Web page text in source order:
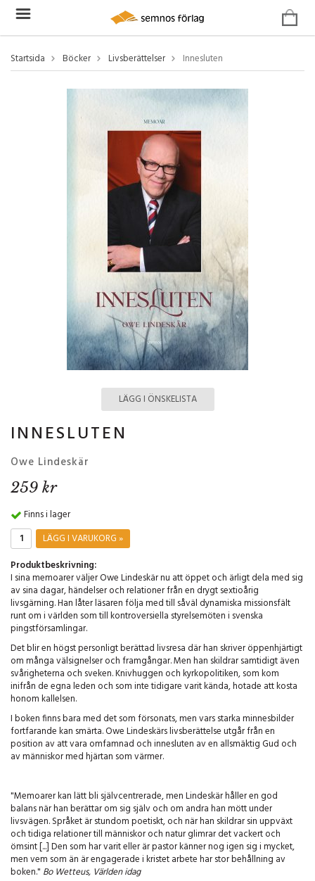
Startsida Böcker Livsberättelser Innesluten
LÄGG I ÖNSKELISTA
INNESLUTEN
Owe Lindeskär
259 kr
Finns i lager
LÄGG I VARUKORG »
Produktbeskrivning:
I sina memoarer väljer Owe Lindeskär nu att öppet och ärligt dela med sig
av sina dagar, händelser och relationer från en drygt sextioårig
livsgärning. Han låter läsaren följa med till såväl dynamiska missionsfält
runt om i världen som till kontroversiella styrelsemöten i svenska
pingstförsamlingar.
Det blir en högst personligt berättad livsresa där han skriver öppenhjärtigt
om många välsignelser och framgångar. Men han skildrar samtidigt även
svårigheterna och sveken. Knivhuggen och kyrkopolitiken, som kom
inifrån de egna leden och som inte tidigare varit kända, hotade att kosta
honom kallelsen.
I boken finns bara med det som försonats, men vars starka minnesbilder
fortfarande kan smärta. Owe Lindeskärs livsberättelse utgår från en
position av att vara omfamnad och innesluten av en allsmäktig Gud och
av människor med hjärtan som värmer.
"Memoarer kan lätt bli självcentrerade, men Lindeskär håller en god
balans när han berättar om sig själv och om andra han mött under
livsvägen. Språket är stundom poetiskt, och när han skildrar sin uppväxt
och tidiga relationer till människor och natur glimrar det vackert och
ömsint [...] Den som har varit eller är pastor känner nog igen sig i mycket,
men vem som än är engagerade i kristet arbete har stor behållning av
boken." Bo Wetteus, Världen idag